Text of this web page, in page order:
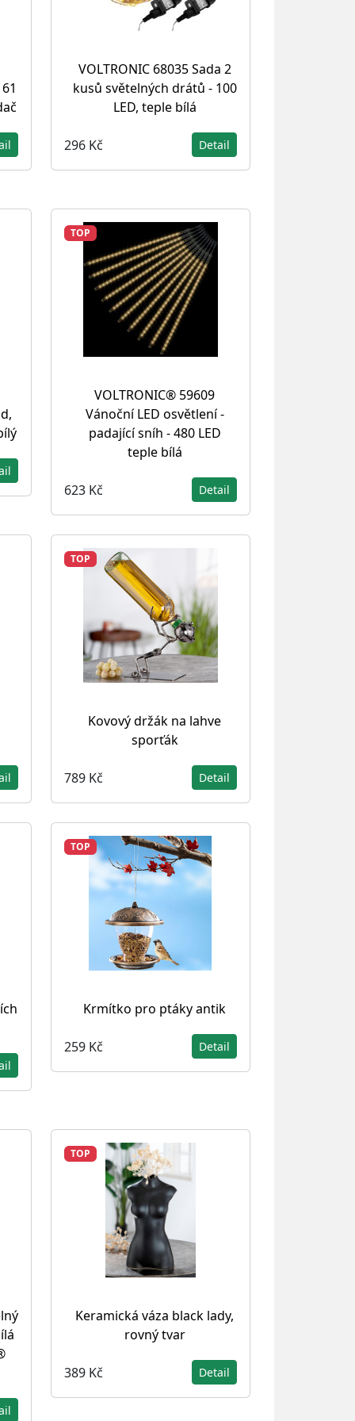
VOLTRONIC 68035 Sada 2
kusů světelných drátů - 100
LED, teple bílá
296 Kč Detail
TOP
VOLTRONIC® 59609
Vánoční LED osvětlení -
padající sníh - 480 LED
teple bílá
623 Kč Detail
TOP
Kovový držák na lahve
sporťák
789 Kč Detail
TOP
Krmítko pro ptáky antik
259 Kč Detail
TOP
Keramická váza black lady,
rovný tvar
389 Kč Detail